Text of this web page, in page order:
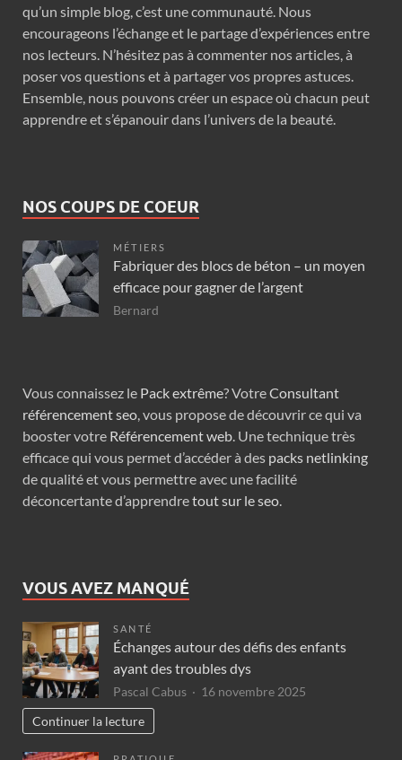
qu’un simple blog, c’est une communauté. Nous
encourageons l’échange et le partage d’expériences entre
nos lecteurs. N’hésitez pas à commenter nos articles, à
poser vos questions et à partager vos propres astuces.
Ensemble, nous pouvons créer un espace où chacun peut
apprendre et s’épanouir dans l’univers de la beauté.
NOS COUPS DE COEUR
MÉTIERS
Fabriquer des blocs de béton – un moyen
efficace pour gagner de l’argent
Bernard
Vous connaissez le Pack extrême? VotreConsultant
référencement seo, vous propose de découvrir ce qui va
booster votre Référencement web. Une technique très
efficace qui vous permet d’accéder à des packs netlinking
de qualité et vous permettre avec une facilité
déconcertante d’apprendretout sur le seo.
VOUS AVEZ MANQUÉ
SANTÉ
Échanges autour des défis des enfants
ayant des troubles dys
Pascal Cabus
16 novembre 2025
Continuer la lecture